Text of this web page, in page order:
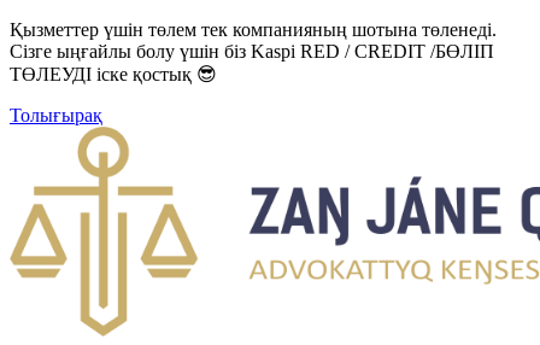
Қызметтер үшін төлем тек компанияның шотына төленеді.
Сізге ыңғайлы болу үшін біз Kaspi RED / CREDIT /БӨЛІП
ТӨЛЕУДІ іске қостық 😎
Толығырақ